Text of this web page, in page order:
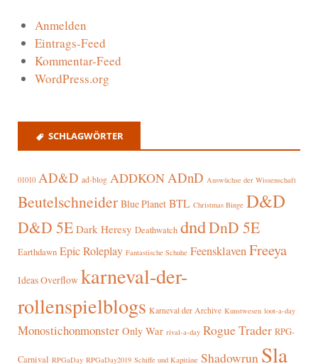
Anmelden
Eintrags-Feed
Kommentar-Feed
WordPress.org
SCHLAGWÖRTER
01010 AD&D ad-blog ADDKONADnD Auswüchse der Wissenschaft
Beutelschneider Blue Planet BTL Christmas Binge D&D
D&D 5E Dark Heresy Deathwatch dndDnD 5E
Earthdawn Epic Roleplay Fantastische Schuhe FeensklavenFreeya
Ideas Overflow karneval-der-
rollenspielblogs Karneval der Archive Kunstwesen loot-a-day
Monostichonmonster Only War rival-a-day Rogue Trader RPG-
Carnival RPGaDay RPGaDay2019 Schiffe und Kapitäne Shadowrun Sla